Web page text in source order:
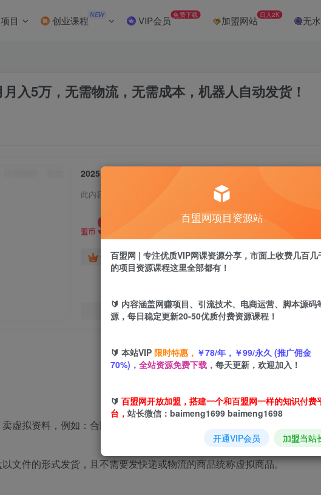
目 创业课程 NEW VIP会员 免费下载 加盟网站 日入2K 无
入5万，无需物流，无需成本，机器人自动发货！
2025多多虚拟电商单人单月月入5万，无需物流，无需成本，机
此内容为付费阅读，请付费后查看
盟币 9.9
黄金会员免费 超级会员免费
您当前未登录！建议登陆后
虚拟资料，例如：合同模版、PPT教程、游戏攻略、网创教程、小吃配
文件的形式发货，且不需要发快递或物流的商品统称虚拟商品。
百盟网项目资源站
百盟网 | 专注优质VIP网课资源分享，市面上收费几百几
的项目资源课程这里全部都有！
🔰 内容涵盖网赚项目、引流技术、电商运营、脚本源码
源，每日稳定更新20-50优质付费资源课程！
🔰 本站VIP 限时特惠， ￥78/年，￥99/永久 (推广佣金
70%)， 全站资源免费下载， 每天更新，欢迎加入！
🔰 百盟网开放加盟，搭建一个和百盟网一样的知识付费
台， 站长微信：baimeng1699 baimeng1698
开通VIP会员 加盟当站